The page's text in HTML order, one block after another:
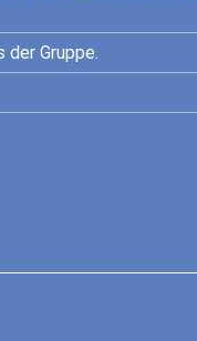
Gruppe.